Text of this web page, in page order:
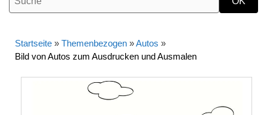
Startseite » Themenbezogen »Autos »
Bild von Autos zum Ausdrucken und Ausmalen